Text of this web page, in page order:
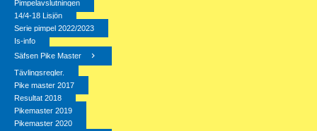
Pimpelavslutningen
14/4-18 Lisjön
Serie pimpel 2022/2023
Is-info
Säfsen Pike Master
Tävlingsregler.
Pike master 2017
Resultat 2018
Pikemaster 2019
Pikemaster 2020